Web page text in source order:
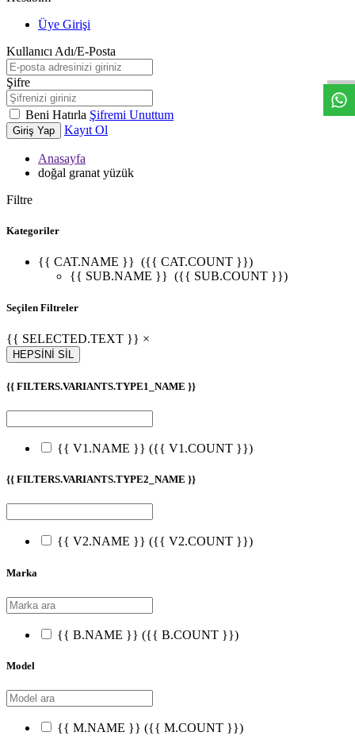
Üye Girişi
Kullanıcı Adı/E-Posta
Şifre
Beni Hatırla Şifremi Unuttum
Giriş Yap Kayıt Ol
Anasayfa
doğal granat yüzük
Filtre
Kategoriler
{{ CAT.NAME }} ({{ CAT.COUNT }})
{{ SUB.NAME }} ({{ SUB.COUNT }})
Seçilen Filtreler
{{ SELECTED.TEXT }} ×
HEPSİNİ SİL
{{ FILTERS.VARIANTS.TYPE1_NAME }}
{{ V1.NAME }} ({{ V1.COUNT }})
{{ FILTERS.VARIANTS.TYPE2_NAME }}
{{ V2.NAME }} ({{ V2.COUNT }})
Marka
{{ B.NAME }} ({{ B.COUNT }})
Model
{{ M.NAME }} ({{ M.COUNT }})